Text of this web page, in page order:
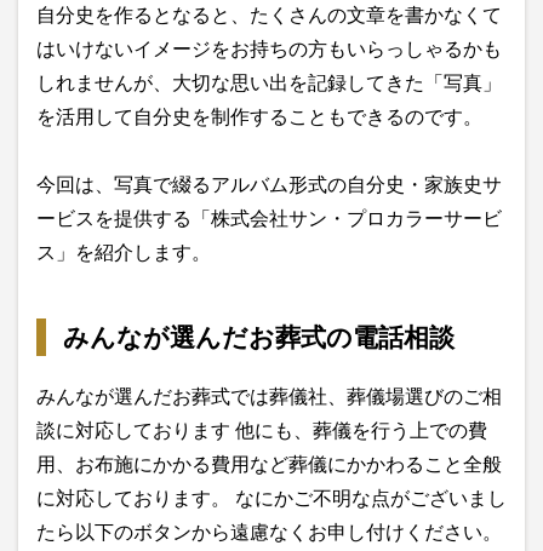
自分史を作るとなると、たくさんの文章を書かなくて
はいけないイメージをお持ちの方もいらっしゃるかも
しれませんが、大切な思い出を記録してきた「写真」
を活用して自分史を制作することもできるのです。
今回は、写真で綴るアルバム形式の自分史・家族史サ
ービスを提供する「株式会社サン・プロカラーサービ
ス」を紹介します。
みんなが選んだお葬式の電話相談
みんなが選んだお葬式では葬儀社、葬儀場選びのご相
談に対応しております 他にも、葬儀を行う上での費
用、お布施にかかる費用など葬儀にかかわること全般
に対応しております。 なにかご不明な点がございまし
たら以下のボタンから遠慮なくお申し付けください。